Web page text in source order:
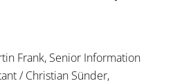
Frank, Senior Information
/ Christian Sünder,